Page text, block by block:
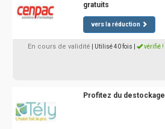
gratuits
vers la réduction
En cours de validité | Utilisé 40 fois vérifié !
Profitez du destockage